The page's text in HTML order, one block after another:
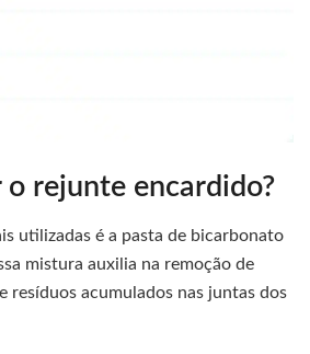
o rejunte encardido?
utilizadas é a pasta de bicarbonato
mistura auxilia na remoção de
resíduos acumulados nas juntas dos